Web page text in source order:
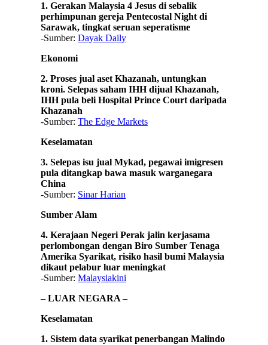
1. Gerakan Malaysia 4 Jesus di sebalik
perhimpunan gereja Pentecostal Night di
Sarawak, tingkat seruan seperatisme
-Sumber: Dayak Daily
Ekonomi
2. Proses jual aset Khazanah, untungkan
kroni. Selepas saham IHH dijual Khazanah,
IHH pula beli Hospital Prince Court daripada
Khazanah
-Sumber: The Edge Markets
Keselamatan
3. Selepas isu jual Mykad, pegawai imigresen
pula ditangkap bawa masuk warganegara
China
-Sumber: Sinar Harian
Sumber Alam
4. Kerajaan Negeri Perak jalin kerjasama
perlombongan dengan Biro Sumber Tenaga
Amerika Syarikat, risiko hasil bumi Malaysia
dikaut pelabur luar meningkat
-Sumber: Malaysiakini
– LUAR NEGARA –
Keselamatan
1. Sistem data syarikat penerbangan Malindo